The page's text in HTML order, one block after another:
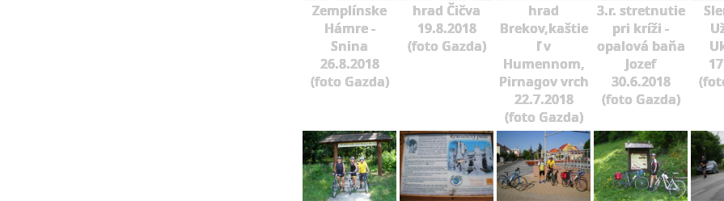
Zemplínske
Hámre -
Snina
26.8.2018
(foto Gazda)
hrad Čičva
19.8.2018
(foto Gazda)
hrad
Brekov,kaštie
ľ v
Humennom,
Pirnagov vrch
22.7.2018
(foto Gazda)
3.r. stretnutie
pri kríži -
opalová baňa
Jozef
30.6.2018
(foto Gazda)